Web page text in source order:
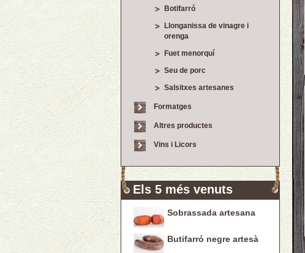
Botifarró
Llonganissa de vinagre i
orenga
Fuet menorquí
Seu de porc
Salsitxes artesanes
Formatges
Altres productes
Vins i Licors
Els 5 més venuts
Sobrassada artesana
Butifarró negre artesà